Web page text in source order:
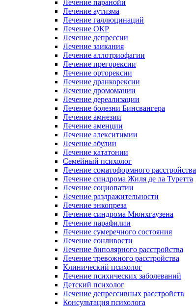
Лечение паранойи
Лечение аутизма
Лечение галлюцинаций
Лечение ОКР
Лечение депрессии
Лечение заикания
Лечение аллотриофагии
Лечение прегорексии
Лечение орторексии
Лечение дранкорексии
Лечение дромомании
Лечение дереализации
Лечение болезни Бинсвангера
Лечение амнезии
Лечение аменции
Лечение алекситимии
Лечение абулии
Лечение кататонии
Семейный психолог
Лечение соматоформного расстройства
Лечение синдрома Жиля де ла Туретта
Лечение социопатии
Лечение раздражительности
Лечение энкопреза
Лечение синдрома Мюнхгаузена
Лечение парафилии
Лечение сумеречного состояния
Лечение сонливости
Лечение биполярного расстройства
Лечение тревожного расстройства
Клинический психолог
Лечение психических заболеваний
Детский психолог
Лечение депрессивных расстройств
Консультация психолога